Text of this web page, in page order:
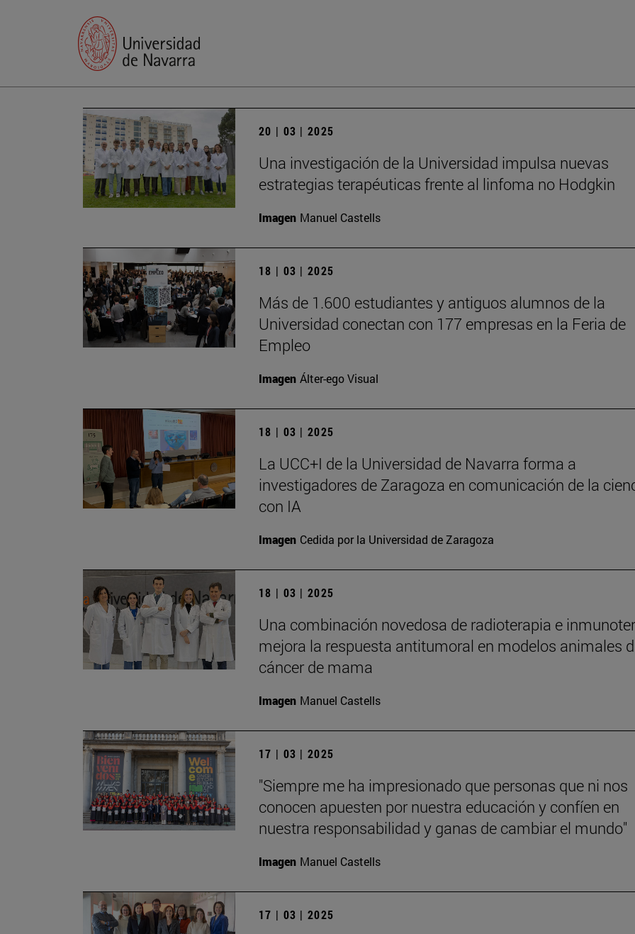
20 | 03 | 2025
Una investigación de la Universidad impulsa nuevas
estrategias terapéuticas frente al linfoma no Hodgkin
Imagen Manuel Castells
18 | 03 | 2025
Más de 1.600 estudiantes y antiguos alumnos de la
Universidad conectan con 177 empresas en la Feria de
Empleo
Imagen Álter-ego Visual
18 | 03 | 2025
La UCC+I de la Universidad de Navarra forma a
investigadores de Zaragoza en comunicación de la
con IA
Imagen Cedida por la Universidad de Zaragoza
18 | 03 | 2025
Una combinación novedosa de radioterapia e
mejora la respuesta antitumoral en modelos animales
cáncer de mama
Imagen Manuel Castells
17 | 03 | 2025
"Siempre me ha impresionado que personas que ni nos
conocen apuesten por nuestra educación y confíen en
nuestra responsabilidad y ganas de cambiar el mundo"
Imagen Manuel Castells
17 | 03 | 2025